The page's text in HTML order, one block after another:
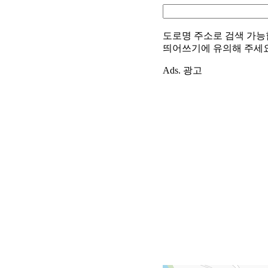
도로명 주소로 검색 가능
띄어쓰기에 유의해 주세
Ads. 광고